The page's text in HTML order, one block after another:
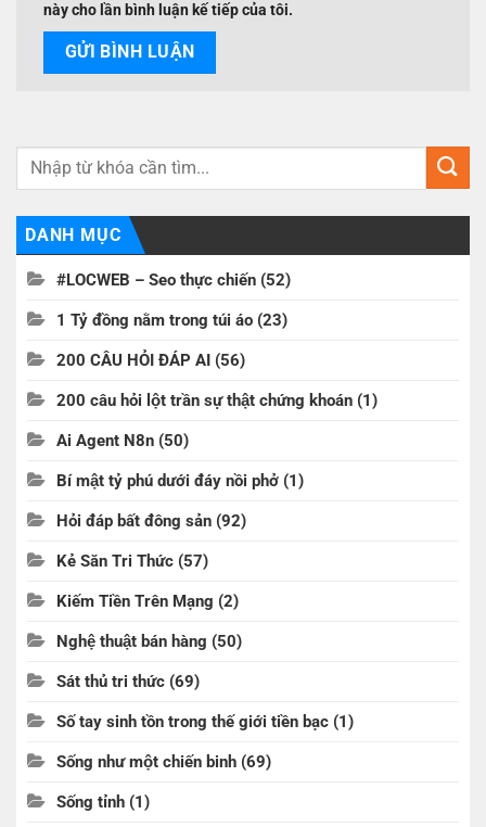
này cho lần bình luận kế tiếp của tôi.
DANH MỤC
#LOCWEB – Seo thực chiến (52)
1 Tỷ đồng nằm trong túi áo (23)
200 CÂU HỎI ĐÁP AI (56)
200 câu hỏi lột trần sự thật chứng khoán (1)
Ai Agent N8n (50)
Bí mật tỷ phú dưới đáy nồi phở (1)
Hỏi đáp bất đông sản (92)
Kẻ Săn Tri Thức (57)
Kiếm Tiền Trên Mạng (2)
Nghệ thuật bán hàng (50)
Sát thủ tri thức (69)
Số tay sinh tồn trong thế giới tiền bạc (1)
Sống như một chiến binh (69)
Sống tỉnh (1)